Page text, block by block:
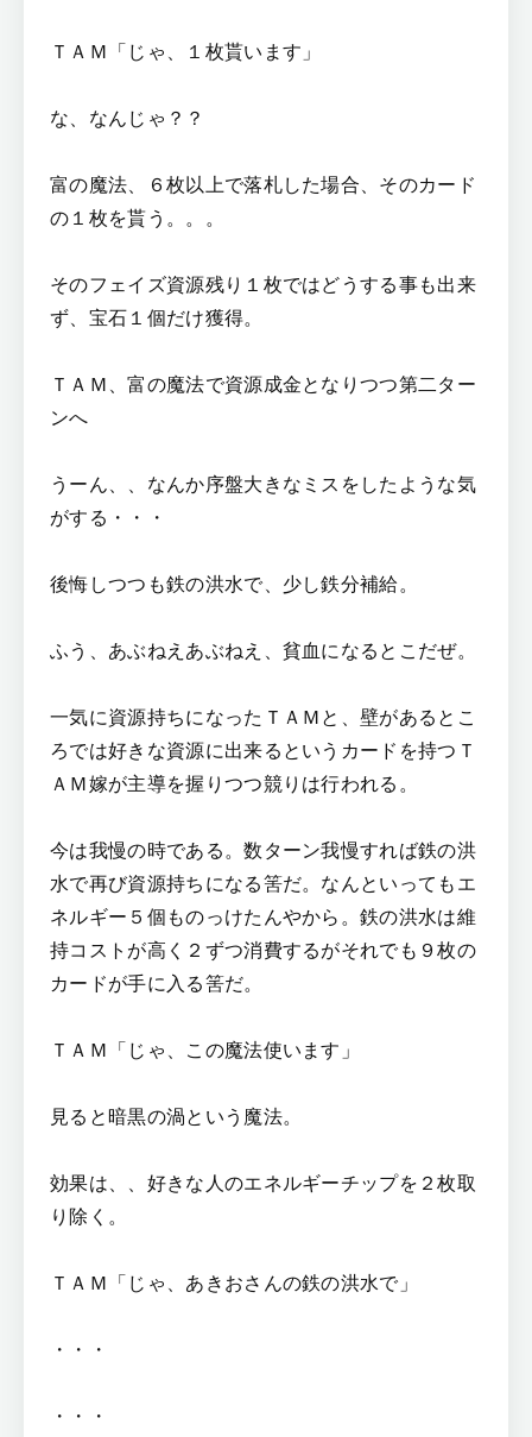
ＴＡＭ「じゃ、１枚貰います」
な、なんじゃ？？
富の魔法、６枚以上で落札した場合、そのカード
の１枚を貰う。。。
そのフェイズ資源残り１枚ではどうする事も出来
ず、宝石１個だけ獲得。
ＴＡＭ、富の魔法で資源成金となりつつ第二ター
ンへ
うーん、、なんか序盤大きなミスをしたような気
がする・・・
後悔しつつも鉄の洪水で、少し鉄分補給。
ふう、あぶねえあぶねえ、貧血になるとこだぜ。
一気に資源持ちになったＴＡＭと、壁があるとこ
ろでは好きな資源に出来るというカードを持つＴ
ＡＭ嫁が主導を握りつつ競りは行われる。
今は我慢の時である。数ターン我慢すれば鉄の洪
水で再び資源持ちになる筈だ。なんといってもエ
ネルギー５個ものっけたんやから。鉄の洪水は維
持コストが高く２ずつ消費するがそれでも９枚の
カードが手に入る筈だ。
ＴＡＭ「じゃ、この魔法使います」
見ると暗黒の渦という魔法。
効果は、、好きな人のエネルギーチップを２枚取
り除く。
ＴＡＭ「じゃ、あきおさんの鉄の洪水で」
・・・
・・・